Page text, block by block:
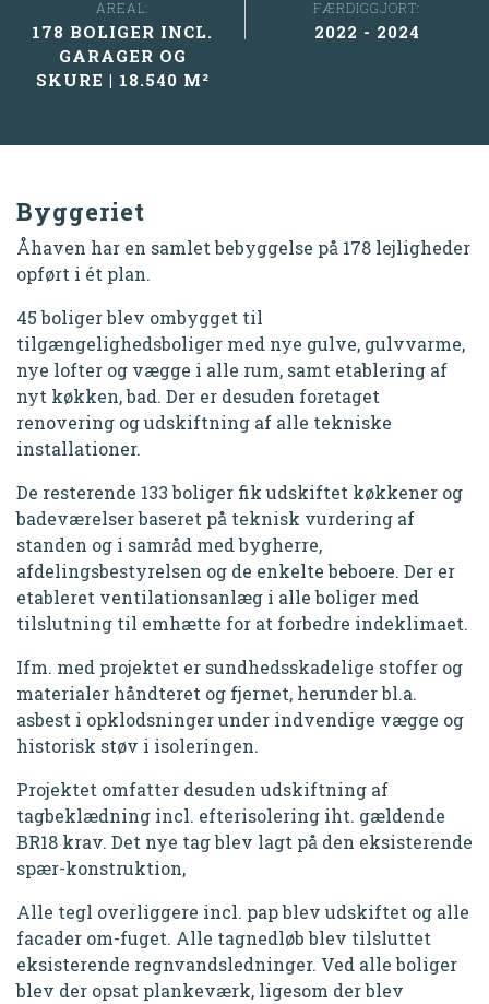
AREAL:
178 BOLIGER INCL.
GARAGER OG
SKURE | 18.540 M²
FÆRDIGGJORT:
2022 - 2024
Byggeriet
Åhaven har en samlet bebyggelse på 178 lejligheder
opført i ét plan.
45 boliger blev ombygget til
tilgængelighedsboliger med nye gulve, gulvvarme,
nye lofter og vægge i alle rum, samt etablering af
nyt køkken, bad. Der er desuden foretaget
renovering og udskiftning af alle tekniske
installationer.
De resterende 133 boliger fik udskiftet køkkener og
badeværelser baseret på teknisk vurdering af
standen og i samråd med bygherre,
afdelingsbestyrelsen og de enkelte beboere. Der er
etableret ventilationsanlæg i alle boliger med
tilslutning til emhætte for at forbedre indeklimaet.
Ifm. med projektet er sundhedsskadelige stoffer og
materialer håndteret og fjernet, herunder bl.a.
asbest i opklodsninger under indvendige vægge og
historisk støv i isoleringen.
Projektet omfatter desuden udskiftning af
tagbeklædning incl. efterisolering iht. gældende
BR18 krav. Det nye tag blev lagt på den eksisterende
spær-konstruktion,
Alle tegl overliggere incl. pap blev udskiftet og alle
facader om-fuget. Alle tagnedløb blev tilsluttet
eksisterende regnvandsledninger. Ved alle boliger
blev der opsat plankeværk, ligesom der blev